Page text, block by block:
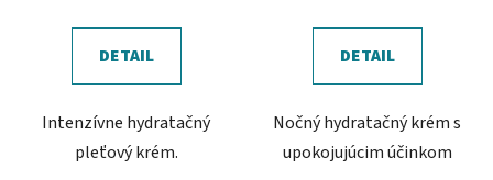
DETAIL
Intenzívne hydratačný
pleťový krém.
DETAIL
Nočný hydratačný krém s
upokojujúcim účinkom